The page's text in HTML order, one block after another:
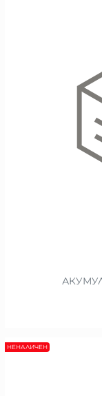
НЕНАЛИЧЕН